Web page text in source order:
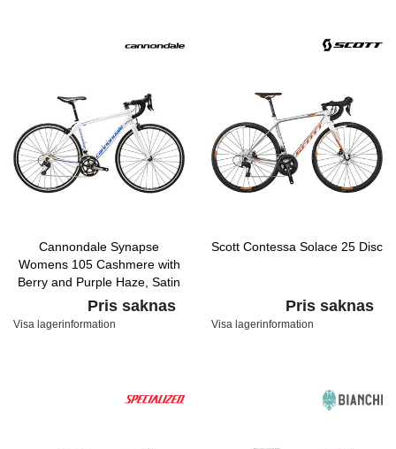
Cannondale Synapse
Womens 105 Cashmere with
Berry and Purple Haze, Satin
Pris saknas
Visa lagerinformation
Scott Contessa Solace 25 Disc
Pris saknas
Visa lagerinformation